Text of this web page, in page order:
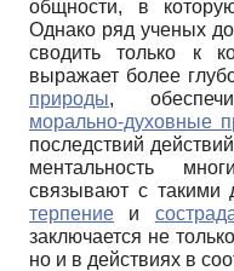
общности, в
Однако ряд ученых
сводить только к
выражает более
природы,
морально-духовные
последствий
ментальность
связывают с такими
терпение и
заключается не
но и в действиях в